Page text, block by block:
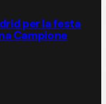
per la festa
Campione